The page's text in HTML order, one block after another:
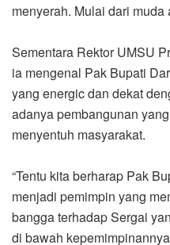
menyerah. Mulai dari
Sementara Rektor UMSU
ia mengenal Pak Bupati
yang energic dan dekat
adanya pembangunan
menyentuh masyarakat.
“Tentu kita berharap Pak
menjadi pemimpin yang
bangga terhadap Sergai
di bawah